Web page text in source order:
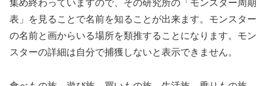
集め終わっていますので、その研究所の「モンスター周期
表」を見ることで名前を知ることが出来ます。モンスター
の名前と画からいる場所を類推することになります。モン
スターの詳細は自分で捕獲しないと表示できません。